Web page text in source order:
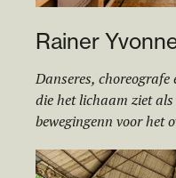
Rainer
Danseres,
die het lichaam ziet
bewegingenn voor het